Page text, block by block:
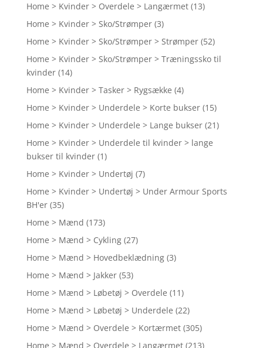
Home > Kvinder > Overdele > Langærmet (13)
Home > Kvinder > Sko/Strømper (3)
Home > Kvinder > Sko/Strømper > Strømper (52)
Home > Kvinder > Sko/Strømper > Træningssko til
kvinder (14)
Home > Kvinder > Tasker > Rygsække (4)
Home > Kvinder > Underdele > Korte bukser (15)
Home > Kvinder > Underdele > Lange bukser (21)
Home > Kvinder > Underdele til kvinder > lange
bukser til kvinder (1)
Home > Kvinder > Undertøj (7)
Home > Kvinder > Undertøj > Under Armour Sports
BH'er (35)
Home > Mænd (173)
Home > Mænd > Cykling (27)
Home > Mænd > Hovedbeklædning (3)
Home > Mænd > Jakker (53)
Home > Mænd > Løbetøj > Overdele (11)
Home > Mænd > Løbetøj > Underdele (22)
Home > Mænd > Overdele > Kortærmet (305)
Home > Mænd > Overdele > Langærmet (213)